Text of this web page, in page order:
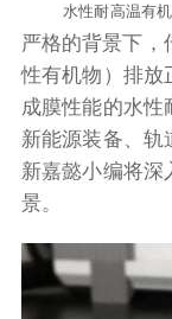
水性耐高温有
严格的背景下，
性有机物）排放
成膜性能的水性
新能源装备、轨
新嘉懿小编将深
景。